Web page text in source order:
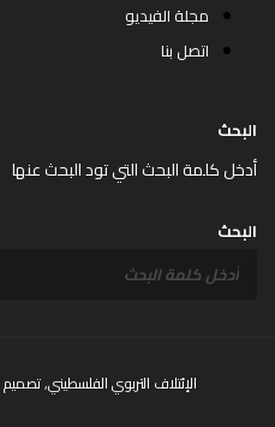
مجلة الفيديو
اتصل بنا
البحث
أدخل كلمة البحث التي تود البحث عنها
البحث
© 2026 الإئتلاف التربوي الفلسطيني,